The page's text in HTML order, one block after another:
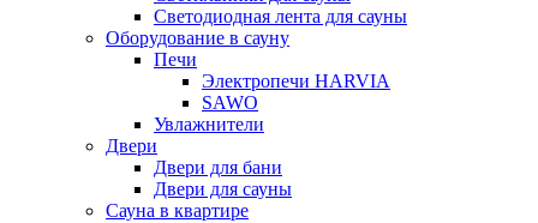
Светодиодная лента для сауны
Оборудование в сауну
Печи
Электропечи HARVIA
SAWO
Увлажнители
Двери
Двери для бани
Двери для сауны
Сауна в квартире